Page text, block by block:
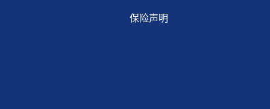
保险声明